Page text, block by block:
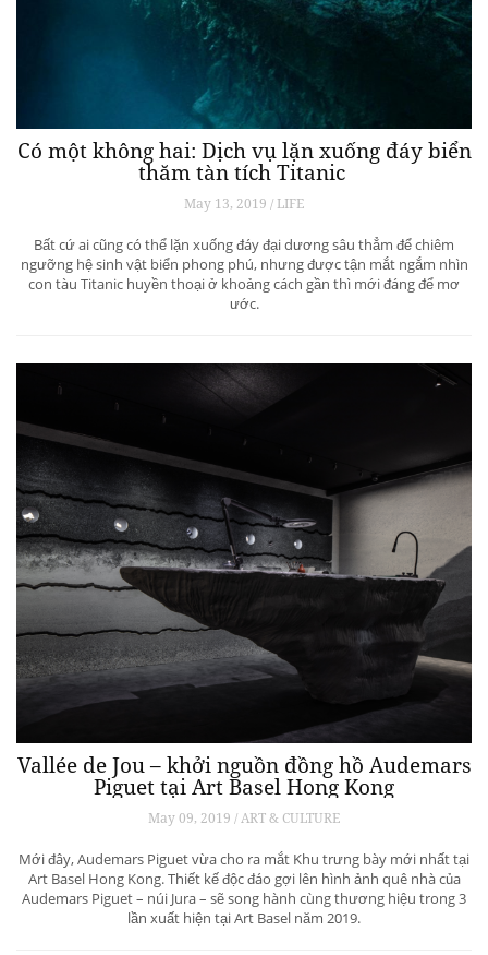
Có một không hai: Dịch vụ lặn xuống đáy biển
thăm tàn tích Titanic
May 13, 2019 / LIFE
Bất cứ ai cũng có thể lặn xuống đáy đại dương sâu thẳm để chiêm
ngưỡng hệ sinh vật biển phong phú, nhưng được tận mắt ngắm nhìn
con tàu Titanic huyền thoại ở khoảng cách gần thì mới đáng để mơ
ước.
Vallée de Jou – khởi nguồn đồng hồ Audemars
Piguet tại Art Basel Hong Kong
May 09, 2019 / ART & CULTURE
Mới đây, Audemars Piguet vừa cho ra mắt Khu trưng bày mới nhất tại
Art Basel Hong Kong. Thiết kế độc đáo gợi lên hình ảnh quê nhà của
Audemars Piguet – núi Jura – sẽ song hành cùng thương hiệu trong 3
lần xuất hiện tại Art Basel năm 2019.